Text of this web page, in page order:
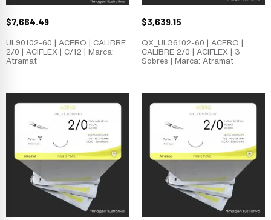
$7,664.49
UL90102-60 | ACERO | CALIBRE
2/0 | ACIFLEX | C/12 | Marca:
Atramat
$3,639.15
QX_UL36102-60 | ACERO |
CALIBRE 2/0 | ACIFLEX | 3
Sobres | Marca: Atramat